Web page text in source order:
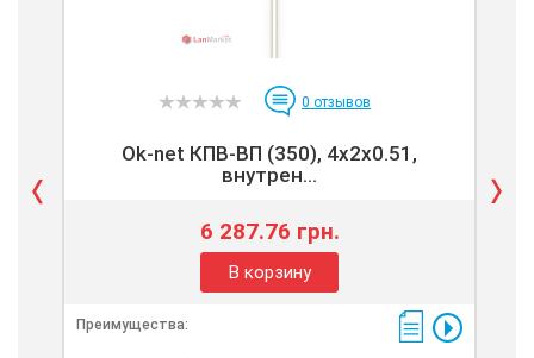
0 отзывов
Ok-net КПВ-ВП (350), 4x2x0.51,
внутрен...
6 287.76 грн.
В корзину
Преимущества: